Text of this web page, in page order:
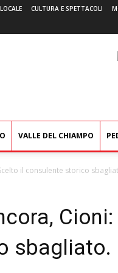
CULTURA E SPETTACOLI
VALLE DEL CHIAMPO
il consulente storico
Cioni:
sbagliato.